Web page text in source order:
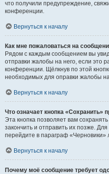
что получили предупреждение,
конференции.
Вернуться к началу
Как мне пожаловаться на
Рядом с каждым сообщением вы
отправки жалобы на него, если это
конференции. Щёлкнув по этой
необходимых для оправки жалобы
Вернуться к началу
Что означает кнопка «Сохранить»
Эта кнопка позволяет вам
закончить и отправить их позже.
перейдите в параграф «Черновики»
Вернуться к началу
Почему моё сообщение требует